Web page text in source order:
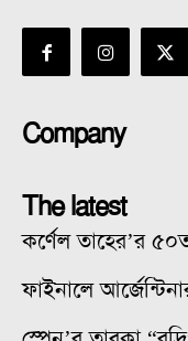
Company
The latest
কর্ণেল তাহের’র
ফাইনালে